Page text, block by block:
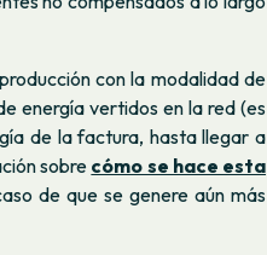
con la modalidad de
energía vertidos en la red (es
de la factura, hasta llegar a
sobrecómo se hace esta
de que se genere aún más